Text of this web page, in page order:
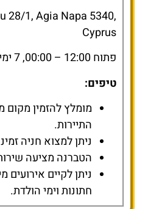
28/1, Agia Napa 5340,
Cyprus
פתוח 12:00 – 00:00, 7 ימים בשבוע
טיפים:
מומלץ להזמין מקום
התיירות.
ניתן למצוא חניה
הטברנה מציעה
ניתן לקיים אירועים
חתונות וימי הולדת.